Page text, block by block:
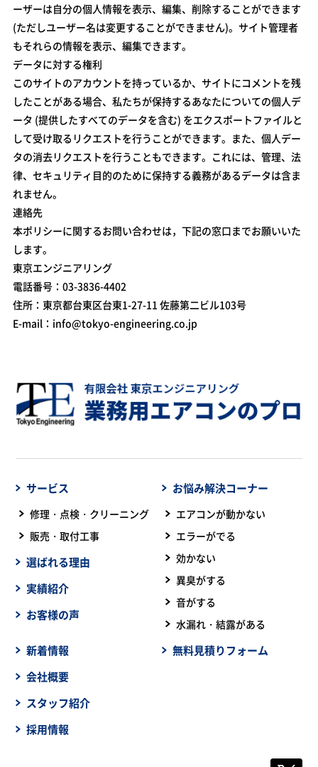
ーザーは自分の個人情報を表示、編集、削除することができます
(ただしユーザー名は変更することができません)。サイト管理者
もそれらの情報を表示、編集できます。
データに対する権利
このサイトのアカウントを持っているか、サイトにコメントを残
したことがある場合、私たちが保持するあなたについての個人デ
ータ (提供したすべてのデータを含む) をエクスポートファイルと
して受け取るリクエストを行うことができます。また、個人デー
タの消去リクエストを行うこともできます。これには、管理、法
律、セキュリティ目的のために保持する義務があるデータは含ま
れません。
連絡先
本ポリシーに関するお問い合わせは，下記の窓口までお願いいた
します。
東京エンジニアリング
電話番号：03-3836-4402
住所：東京都台東区台東1-27-11 佐藤第二ビル103号
E-mail：info@tokyo-engineering.co.jp
サービス
修理・点検・クリーニング
販売・取付工事
選ばれる理由
実績紹介
お客様の声
お悩み解決コーナー
エアコンが動かない
エラーがでる
効かない
異臭がする
音がする
水漏れ・結露がある
新着情報
会社概要
スタッフ紹介
採用情報
無料見積りフォーム